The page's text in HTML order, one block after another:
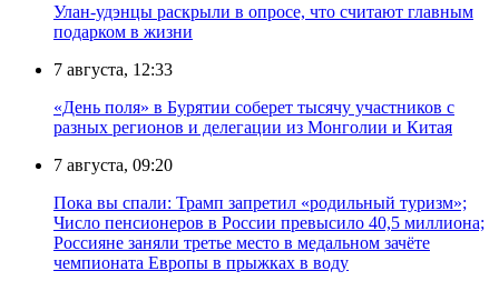
Улан-удэнцы раскрыли в опросе, что считают главным
подарком в жизни
7 августа, 12:33
«День поля» в Бурятии соберет тысячу участников с
разных регионов и делегации из Монголии и Китая
7 августа, 09:20
Пока вы спали: Трамп запретил «родильный туризм»;
Число пенсионеров в России превысило 40,5 миллиона;
Россияне заняли третье место в медальном зачёте
чемпионата Европы в прыжках в воду